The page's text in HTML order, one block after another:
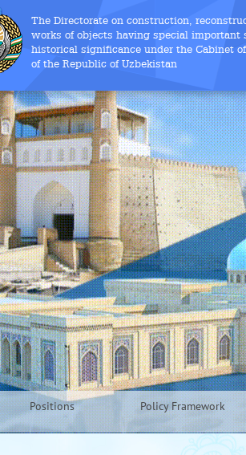
The Directorate on construction,
works of objects having special important
historical significance under the Cabinet
of the Republic of Uzbekistan
Positions Policy Framework